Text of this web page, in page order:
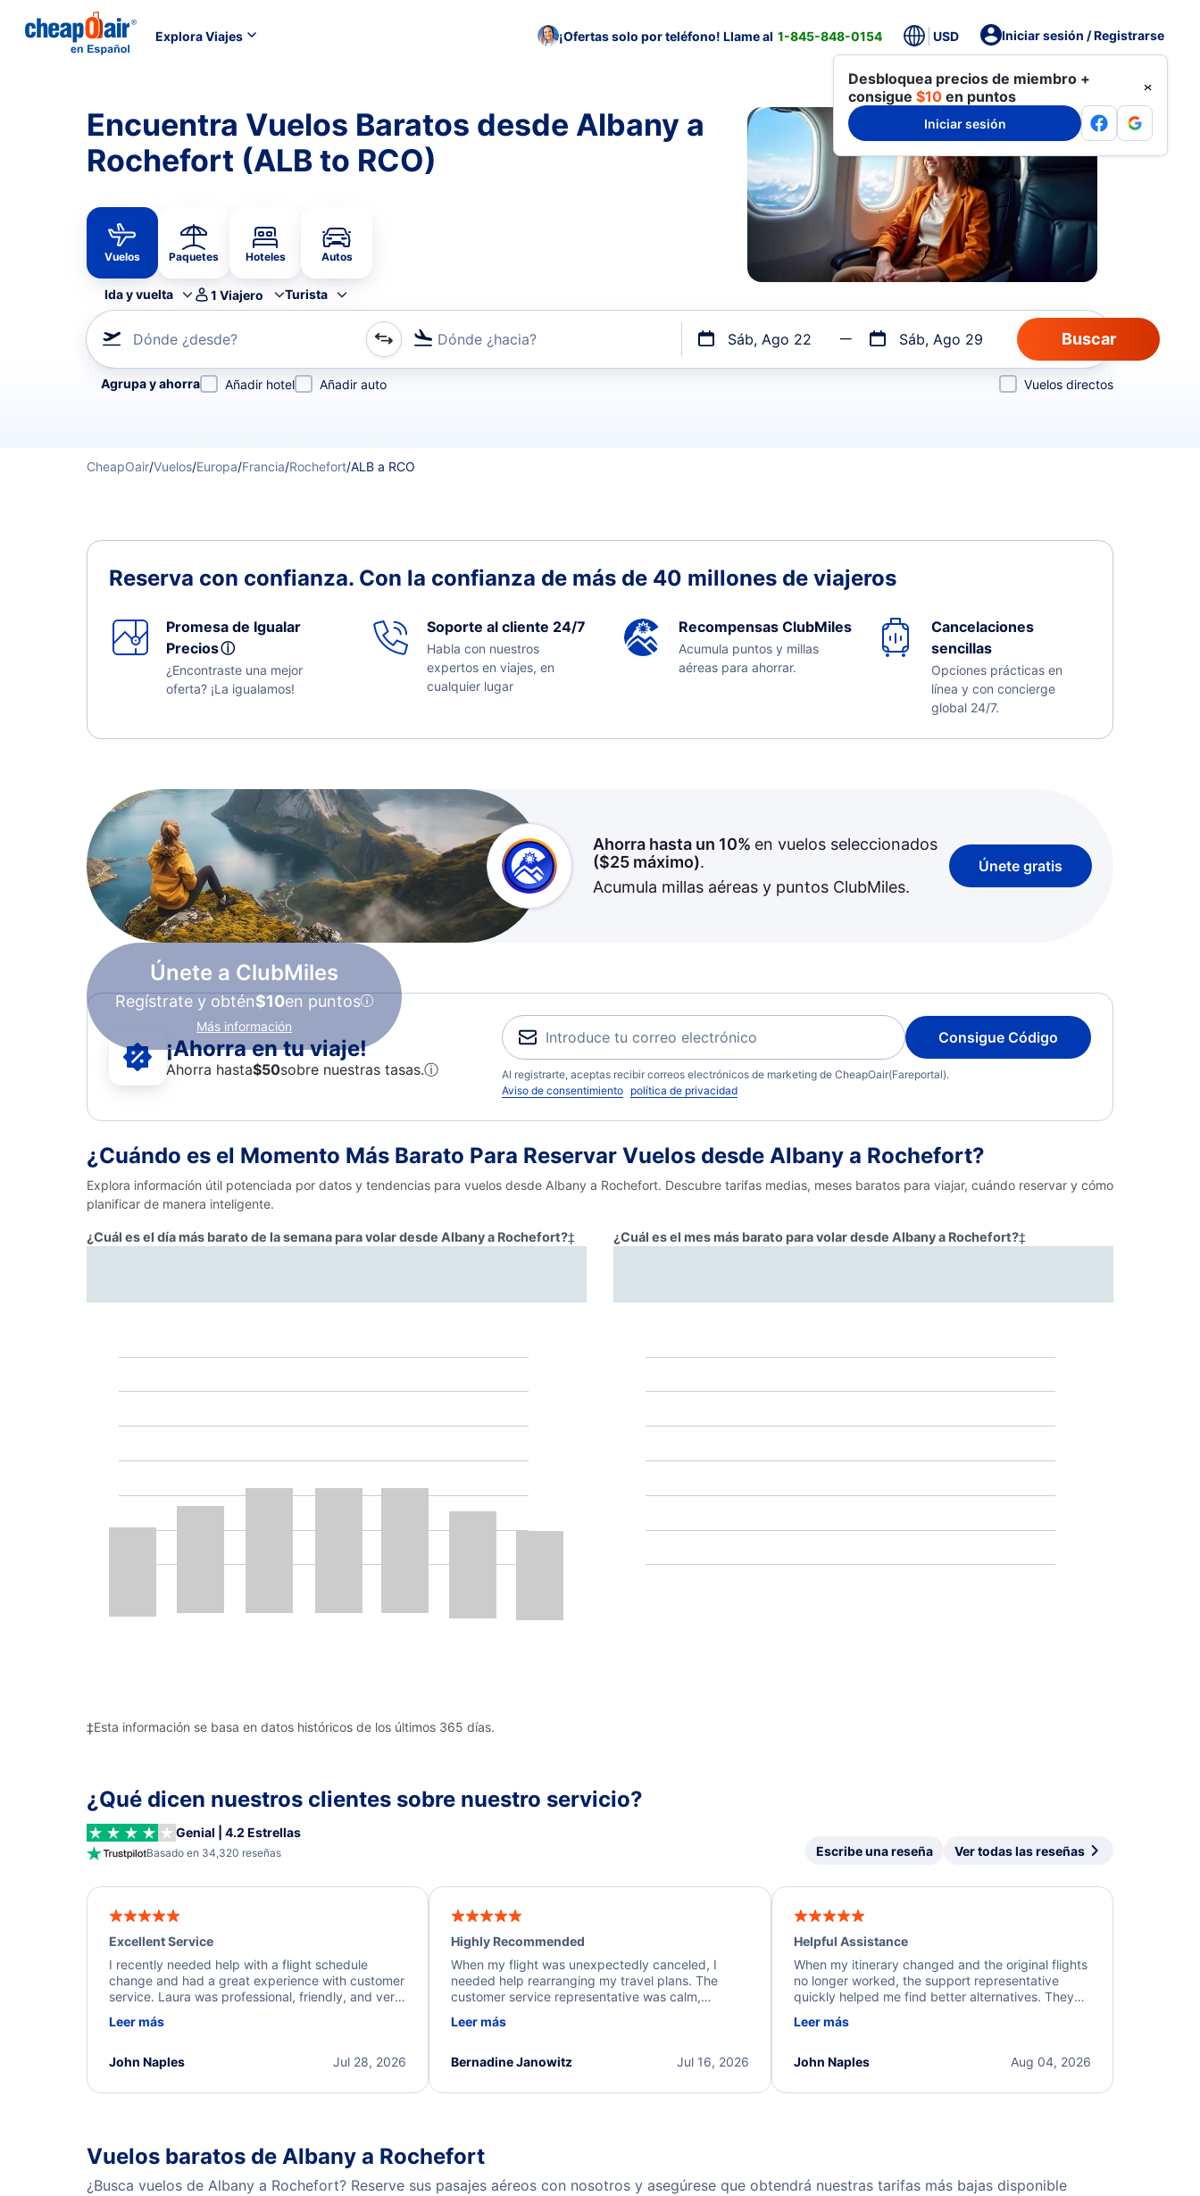
Explora Viajes ¡Ofertas solo por teléfono! Llame al 1-845-848-0154 USD Iniciar sesión / Registrarse
Desbloquea precios de miembro +
consigue $10 en puntos
Iniciar sesión
Encuentra Vuelos Baratos desde Albany a
Rochefort (ALB to RCO)
Vuelos Paquetes Hoteles Autos
Ida y vuelta 1 Viajero Turista
Dónde ¿desde? Dónde ¿hacia? Sáb, Ago 22 Sáb, Ago 29
Refina tu búsqueda por aerolínea, por ciudad o aeropuerto o por vuelos directos
Agrupa y ahorra Añadir hotel Añadir auto Vuelos directos
CheapOair/Vuelos/Europa/Francia/Rochefort/ALB a RCO
Reserva con confianza. Con la confianza de más de 40 millones de viajeros
Promesa de Igualar
Preciosⓘ
¿Encontraste una mejor
oferta? ¡La igualamos!
Soporte al cliente 24/7
Habla con nuestros
expertos en viajes, en
cualquier lugar
Recompensas ClubMiles
Acumula puntos y millas
aéreas para ahorrar.
Cancelaciones
sencillas
Opciones prácticas en
línea y con concierge
global 24/7.
Únete a ClubMiles
Regístrate y obtén$10en puntos
Más información
Ahorra hasta un 10% en vuelos seleccionados
($25máximo).
Acumula millas aéreas y puntos ClubMiles.
Únete gratis
¡Ahorra en tu viaje!
Ahorra hasta$50sobre nuestras tasas.ⓘ
Consigue Código
Al registrarte, aceptas recibir correos electrónicos de marketing de CheapOair(Fareportal).
Aviso de consentimiento política de privacidad
¿Cuándo es el Momento Más Barato Para Reservar Vuelos desde Albany a Rochefort?
Explora información útil potenciada por datos y tendencias para vuelos desde Albany a Rochefort. Descubre tarifas medias, meses baratos para viajar, cuándo reservar y cómo
planificar de manera inteligente.
¿Cuál es el día más barato de la semana para volar desde Albany a Rochefort?‡ ¿Cuál es el mes más barato para volar desde Albany a Rochefort?‡
‡Esta información se basa en datos históricos de los últimos 365 días.
¿Qué dicen nuestros clientes sobre nuestro servicio?
Genial | 4.2 Estrellas
Basado en 34,320 reseñas Escribe una reseña Ver todas las reseñas
Excellent Service
I recently needed help with a flight schedule
change and had a great experience with customer
service. Laura was professional, friendly, and very
a solution and kept me informed of the next steps.
Leer más
Jul 28, 2026
John Naples
Highly Recommended
When my flight was unexpectedly canceled, I
needed help rearranging my travel plans. The
customer service representative was calm,
process. They quickly found alternative flight
I truly appreciate the excellent support and
Leer más
Jul 16, 2026
Bernadine Janowitz
Helpful Assistance
When my itinerary changed and the original flights
no longer worked, the support representative
quickly helped me find better alternatives. They
beyond to resolve the issue. I'm grateful for the
Leer más
Aug 04, 2026
John Naples
Vuelos baratos de Albany a Rochefort
¿Busca vuelos de Albany a Rochefort? Reserve sus pasajes aéreos con nosotros y asegúrese que obtendrá nuestras tarifas más bajas disponible